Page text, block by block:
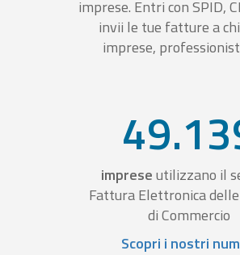
imprese. Entri con SPID,
invii le tue fatture a
imprese,
impreseutilizzano il
Fattura Elettronica
di Commercio
Scopri i nostri